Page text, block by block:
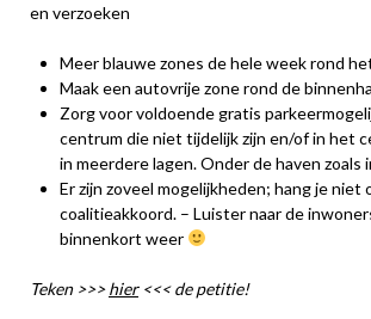
en verzoeken
Meer blauwe zones de hele week rond
Maak een autovrije zone rond de
Zorg voor voldoende gratis
centrum die niet tijdelijk zijn en/of in het
in meerdere lagen. Onder de haven zoals
Er zijn zoveel mogelijkheden; hang je niet
coalitieakkoord. – Luister naar de
binnenkort weer
Teken >>>hier<<< de petitie!